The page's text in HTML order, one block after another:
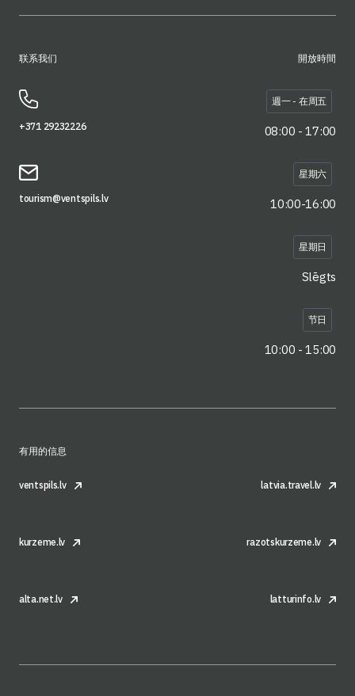
联系我们
+371 29232226
tourism@ventspils.lv
開放時間
週一 - 在周五
08:00 - 17:00
星期六
10:00-16:00
星期日
Slēgts
节日
10:00 - 15:00
有用的信息
ventspils.lv latvia.travel.lv
kurzeme.lv razotskurzeme.lv
alta.net.lv latturinfo.lv